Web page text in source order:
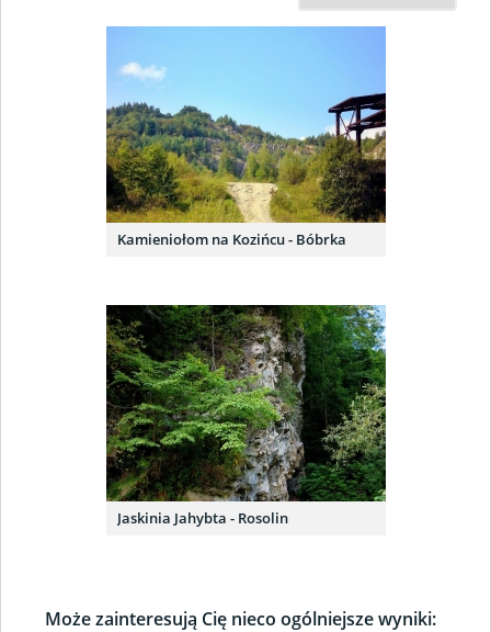
Kamieniołom na Kozińcu - Bóbrka
Jaskinia Jahybta - Rosolin
Może zainteresują Cię nieco ogólniejsze wyniki: